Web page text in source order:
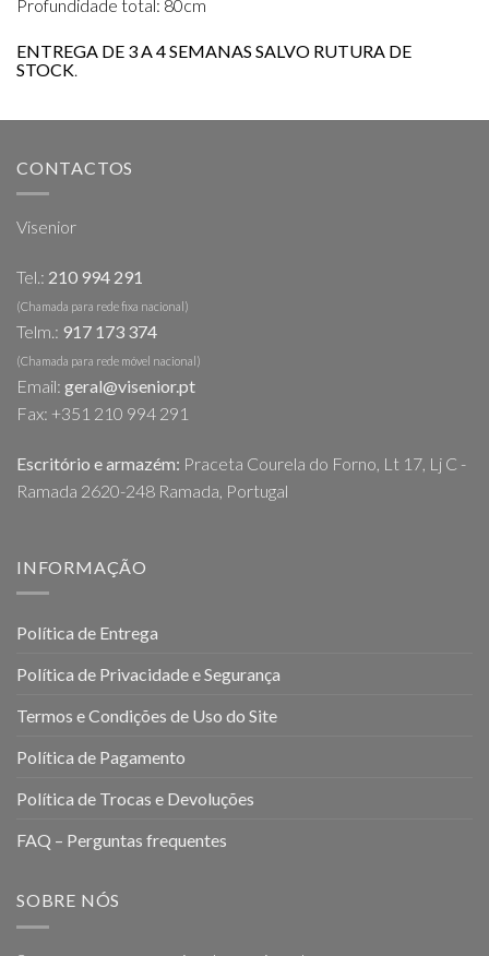
Profundidade total: 80cm
ENTREGA DE 3 A 4 SEMANAS SALVO RUTURA DE
STOCK.
CONTACTOS
Visenior
Tel.: 210 994 291
(Chamada para rede fixa nacional)
Telm.: 917 173 374
(Chamada para rede móvel nacional)
Email: geral@visenior.pt
Fax: +351 210 994 291
Escritório e armazém: Praceta Courela do Forno, Lt 17, Lj C -
Ramada 2620-248 Ramada, Portugal
INFORMAÇÃO
Política de Entrega
Política de Privacidade e Segurança
Termos e Condições de Uso do Site
Política de Pagamento
Política de Trocas e Devoluções
FAQ – Perguntas frequentes
SOBRE NÓS